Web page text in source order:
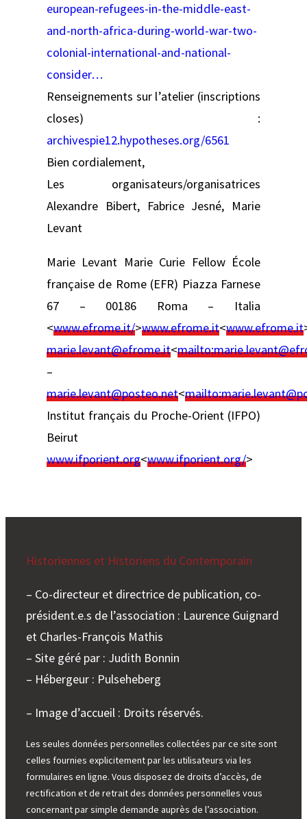
european-refugees-in-the-middle-east-
and-north-africa-during-world-war-two-
colonial-international-and-national-
consider…
Renseignements sur l’atelier (inscriptions
closes) :
archivespie12.hypotheses.org/6561
Bien cordialement,
Les organisateurs/organisatrices
Alexandre Bibert, Fabrice Jesné, Marie
Levant
Marie Levant Marie Curie Fellow École
française de Rome (EFR) Piazza Farnese
67 – 00186 Roma – Italia
<www.efrome.it/>www.efrome.it<www.efrome.it
marie.levant@efrome.it<mailto:
–
marie.levant@posteo.net<mailto:
Institut français du Proche-Orient (IFPO)
Beirut
www.ifporient.org<www.ifporient.org/>
Historiennes et Historiens du Contemporain
– Co-directeur et directrice de publication, co-
président.e.s de l’association : Laurence Guignard
et Charles-François Mathis
– Site géré par : Judith Bonnin
– Hébergeur : Pulseheberg
– Image d’accueil : Droits réservés.
Les seules données personnelles collectées par ce site sont
celles fournies explicitement par les utilisateurs via les
formulaires en ligne. Vous disposez de droits d’accès, de
rectification et de retrait des données personnelles vous
concernant par simple demande auprès de l’association.